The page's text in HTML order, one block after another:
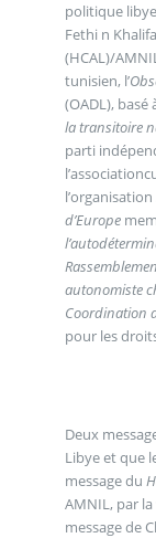
politique
Fethi n
(HCAL)/
tunisien, l’
(OADL), basé
la transitoire
parti
l’organisation
d’Europe
autonomiste
Coordination
pour les
Deux
Libye et que
message du
AMNIL, par
message de